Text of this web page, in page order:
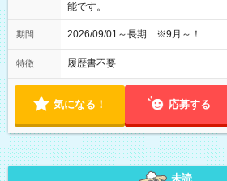
能です。
期間 2026/09/01～長期 ※9月～！
特徴 履歴書不要
気になる！ 応募する
未読